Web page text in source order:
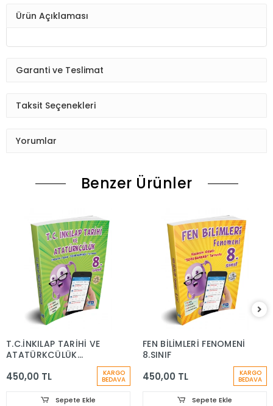
Ürün Açıklaması
Garanti ve Teslimat
Taksit Seçenekleri
Yorumlar
Benzer Ürünler
T.C.İNKILAP TARİHİ VE
ATATÜRKÇÜLÜK
450,00 TL KARGO
BEDAVA
Sepete Ekle
FEN BİLİMLERİ FENOMENİ
8.SINIF
450,00 TL KARGO
BEDAVA
Sepete Ekle